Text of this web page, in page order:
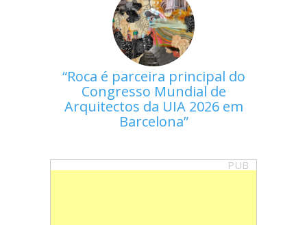
Roca é parceira principal do
Congresso Mundial de
Arquitectos da UIA 2026 em
Barcelona
PUB